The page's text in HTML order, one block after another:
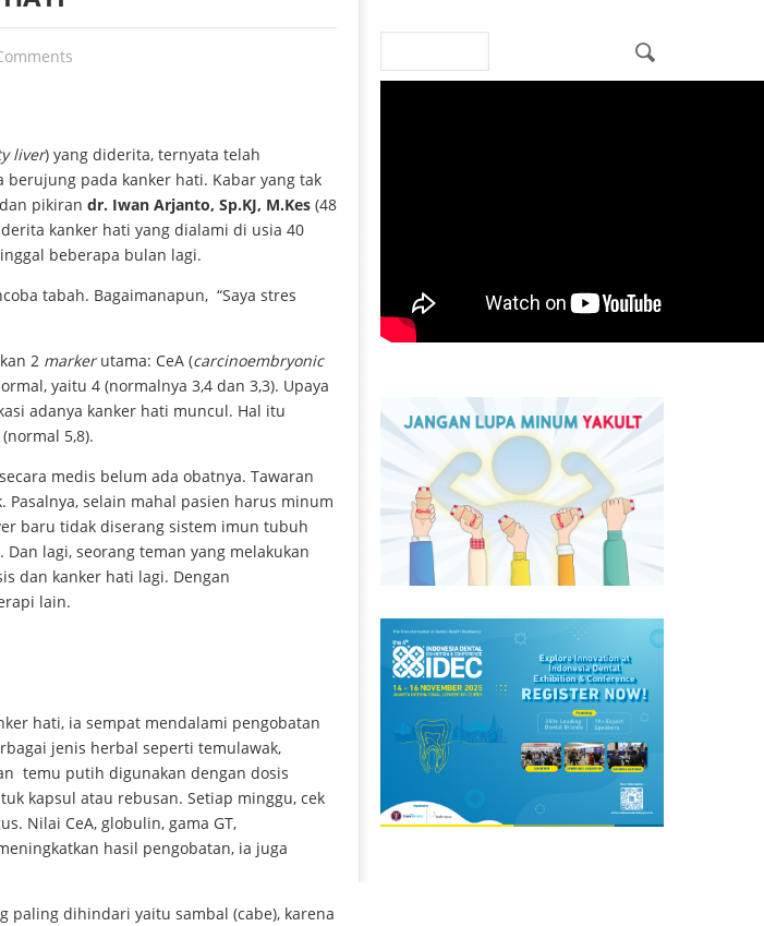
liver) yang diderita, ternyata telah
berujung pada kanker hati. Kabar yang tak
pikiran dr. Iwan Arjanto, Sp.KJ, M.Kes (48
kanker hati yang dialami di usia 40
beberapa bulan lagi.
tabah. Bagaimanapun, “Saya stres
2 markerutama: CeA (carcinoembryonic
yaitu 4 (normalnya 3,4 dan 3,3). Upaya
adanya kanker hati muncul. Hal itu
(normal 5,8).
medis belum ada obatnya. Tawaran
selain mahal pasien harus minum
baru tidak diserang sistem imun tubuh
lagi, seorang teman yang melakukan
dan kanker hati lagi. Dengan
lain.
hati, ia sempat mendalami pengobatan
jenis herbal seperti temulawak,
temu putih digunakan dengan dosis
kapsul atau rebusan. Setiap minggu, cek
Nilai CeA, globulin, gama GT,
hasil pengobatan, ia juga
paling dihindari yaitu sambal (cabe), karena